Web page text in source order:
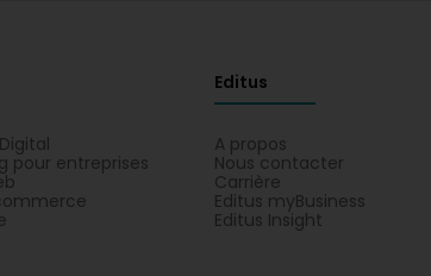
pour entreprises
Editus
A propos
Nous contacter
Carrière
Editus myBusiness
Editus Insight